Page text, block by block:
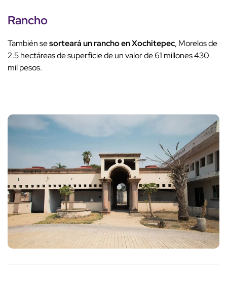
Rancho
También sesorteará un rancho en Xochitepec, Morelos de
2.5 hectáreas de superficie de un valor de 61 millones 430
mil pesos.